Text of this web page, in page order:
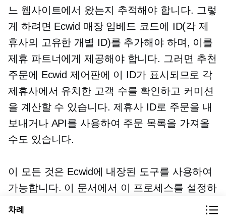
느 웹사이트에서 왔는지 추적해야 합니다. 그렇
게 하려면 Ecwid 매장 임베드 코드에 ID(각 제
휴사의 고유한 개별 ID)를 추가해야 하며, 이를
제휴 파트너에게 제공해야 합니다. 그러면 추천
주문에 ​​Ecwid 제어판에 이 ID가 표시되므로 각
제휴사에서 유치한 고객 수를 확인하고 커미션
을 계산할 수 있습니다. 제휴사 ID로 주문을 내
보내거나 API를 사용하여 주문 목록을 가져올
수도 있습니다.
이 모든 것은 Ecwid에 내장된 도구를 사용하여
가능합니다. 이 문서에서 이 프로세스를 설정하
는 방법을 알아보세요.
주문이 어느 매장에서
차례